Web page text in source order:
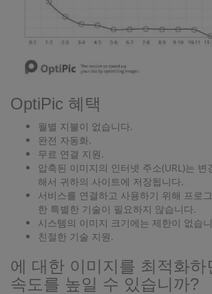
OptiPic 혜택
월별 지불이 없습니다.
완전 자동화.
무료 연결 지원.
압축된 이미지의 인터넷 주소(URL)는 변
해서 귀하의 사이트에 저장됩니다.
서비스를 연결하고 사용하기 위해 프로
한 특별한 기술이 필요하지 않습니다.
시스템의 이미지 크기에는 제한이 없습
친절한 기술 지원.
에 대한 이미지를 최적화하
속도를 높일 수 있습니까?